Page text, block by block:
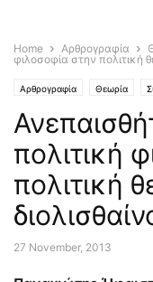
Home Αρθρογραφία
φιλοσοφία στην πολιτική
Αρθρογραφία Θεωρία
πολιτική
πολιτική
27 November, 2013